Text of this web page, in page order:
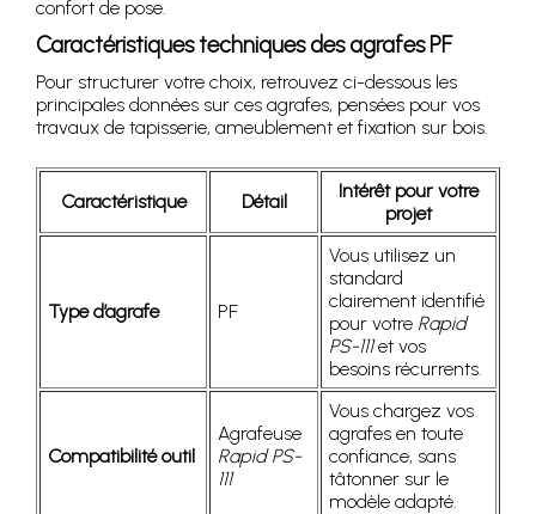
confort de pose.
Caractéristiques techniques des agrafes PF
Pour structurer votre choix, retrouvez ci-dessous les
principales données sur ces agrafes, pensées pour vos
travaux de tapisserie, ameublement et fixation sur bois.
Caractéristique Détail
Intérêt pour votre
projet
Type d’agrafe PF
Vous utilisez un
standard
clairement identifié
pour votre Rapid
PS-111et vos
besoins récurrents.
Compatibilité outil
Agrafeuse
Rapid PS-
111
Vous chargez vos
agrafes en toute
confiance, sans
tâtonner sur le
modèle adapté.